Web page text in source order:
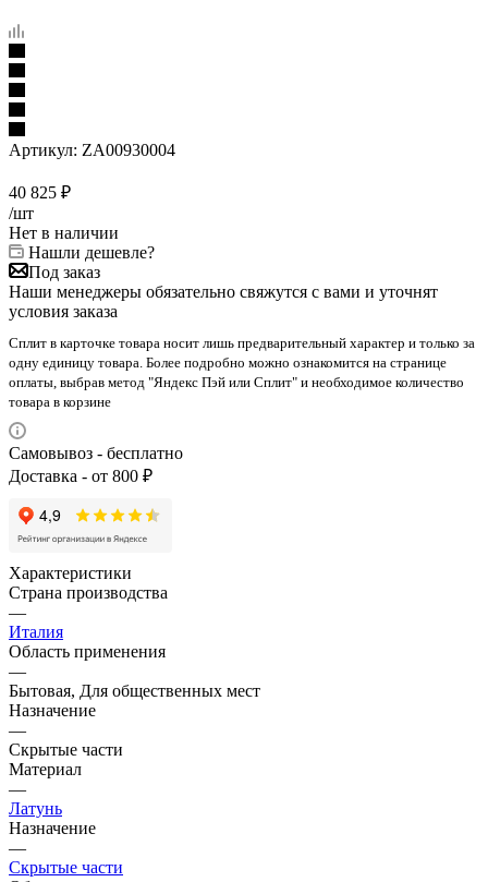
Артикул: ZA00930004
40 825 ₽
/шт
Нет в наличии
Нашли дешевле?
Под заказ
Наши менеджеры обязательно свяжутся с вами и уточнят
условия заказа
Сплит в карточке товара носит лишь предварительный характер и только за
одну единицу товара. Более подробно можно ознакомится на странице
оплаты, выбрав метод "Яндекс Пэй или Сплит" и необходимое количество
товара в корзине
Самовывоз - бесплатно
Доставка - от 800 ₽
Характеристики
Страна производства
—
Италия
Область применения
—
Бытовая, Для общественных мест
Назначение
—
Скрытые части
Материал
—
Латунь
Назначение
—
Скрытые части